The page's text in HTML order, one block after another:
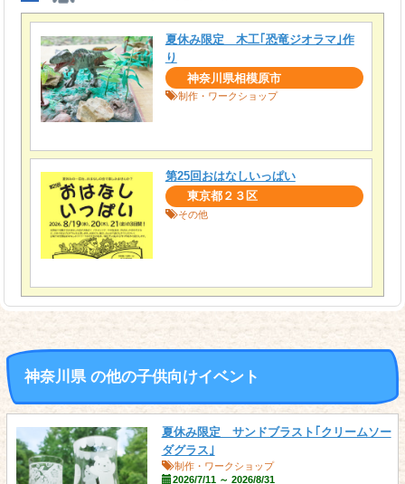
夏休み限定 木工｢恐竜ジオラマ｣作
り
神奈川県相模原市
制作・ワークショップ
第25回おはなしいっぱい
東京都２３区
その他
神奈川県 の他の子供向けイベント
夏休み限定 サンドブラスト｢クリームソー
ダグラス｣
制作・ワークショップ
2026/7/11 ～ 2026/8/31